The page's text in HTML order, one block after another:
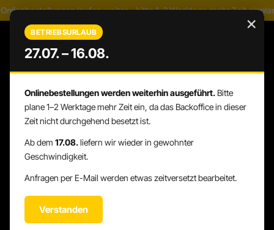
Zum Hauptinhalt springenlaufen weiter – bitte 1–2 Werktage mehr Zeit
DU HAST 0 PRODUKTE AUF DEM
×
BETRIEBSURLAUB
27.07. – 16.08.
Onlinebestellungen werden weiterhin ausgeführt. Bitte
plane 1–2 Werktage mehr Zeit ein, da das Backoffice in dieser
Zeit nicht durchgehend besetzt ist.
Ab dem 17.08.liefern wir wieder in gewohnter
Geschwindigkeit.
Anfragen per E-Mail werden etwas zeitversetzt bearbeitet.
Verstanden